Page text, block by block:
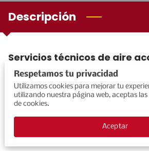
Descripción
Servicios técnicos de aire
¿Tu aire acondicionado pasó a
ola de calor?No desesperes y
Caribe. Tanto para reparaciones como
cosas, el suministro de nuevas
acondicionado, la sustitución de
Respetamos tu privacidad
Utilizamos cookies para mejorar tu
utilizando nuestra página web, aceptas
de cookies.
Aceptar